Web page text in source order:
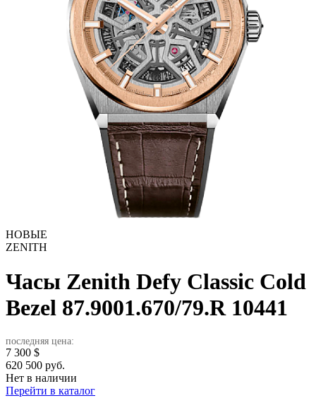
НОВЫЕ
ZENITH
Часы Zenith Defy Classic Cold
Bezel 87.9001.670/79.R 10441
последняя цена:
7 300 $
620 500 руб.
Нет в наличии
Перейти в каталог